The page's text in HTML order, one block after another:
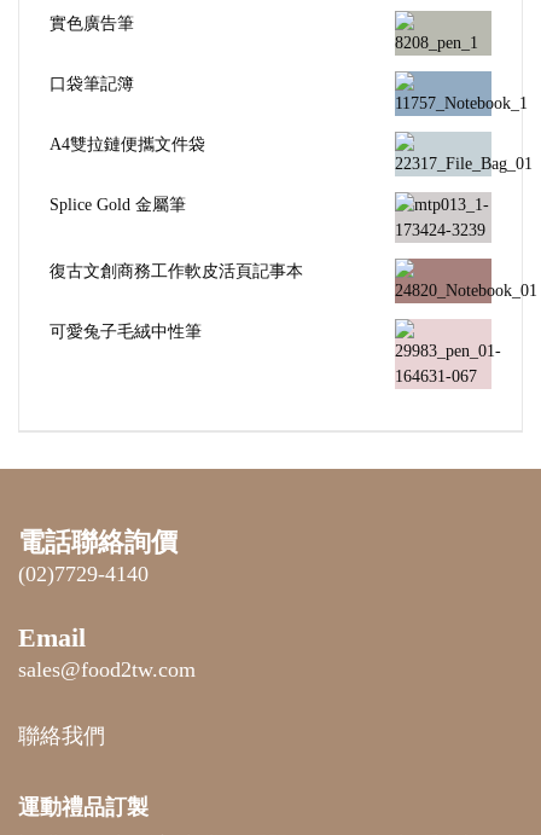
實色廣告筆
口袋筆記簿
A4雙拉鏈便攜文件袋
Splice Gold 金屬筆
復古文創商務工作軟皮活頁記事本
可愛兔子毛絨中性筆
電話聯絡詢價
(02)7729-4140
Email
sales@food2tw.com
聯絡我們
運動禮品訂製